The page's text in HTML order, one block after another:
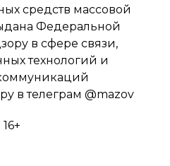
средств массовой
Федеральной
в сфере связи,
технологий и
в телеграм @mazov
16+